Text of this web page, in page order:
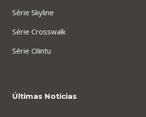
Série Skyline
Série Crosswalk
Série Olintu
Últimas Notícias